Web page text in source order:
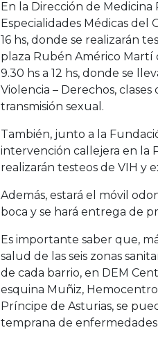
En la Dirección de Medicina
Especialidades Médicas del
16 hs, donde se realizarán
plaza Rubén Américo Martí
9.30 hs a 12 hs, donde se
Violencia – Derechos,
transmisión sexual.
También, junto a la
intervención callejera en la
realizarán testeos de VIH y
Además, estará el móvil
boca y se hará entrega de
Es importante saber que,
salud de las seis zonas
de cada barrio, en DEM
esquina Muñiz,
Príncipe de Asturias, se
temprana de